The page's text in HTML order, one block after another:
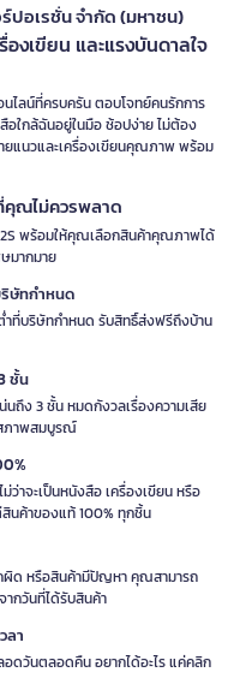
ร์ปอเรชั่น จำกัด (มหาชน)
งเขียน และแรงบันดาลใจ
ไลน์ที่ครบครัน ตอบโจทย์คนรักการ
อใกล้ฉันอยู่ในมือ ช้อปง่าย ไม่ต้อง
ยแนวและเครื่องเขียนคุณภาพ พร้อม
คุณไม่ควรพลาด
พร้อมให้คุณเลือกสินค้าคุณภาพได้
มากมาย
ษัทกำหนด
ที่บริษัทกำหนด รับสิทธิ์ส่งฟรีถึงบ้าน
ชั้น
ถึง 3 ชั้น หมดกังวลเรื่องความเสีย
ภาพสมบูรณ์
ว่าจะเป็นหนังสือ เครื่องเขียน หรือ
นค้าของแท้ 100% ทุกชิ้น
กผิด หรือสินค้ามีปัญหา คุณสามารถ
ากวันที่ได้รับสินค้า
ลา
ดวันตลอดคืน อยากได้อะไร แค่คลิก